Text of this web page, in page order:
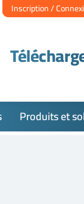
Inscription /
Produits et